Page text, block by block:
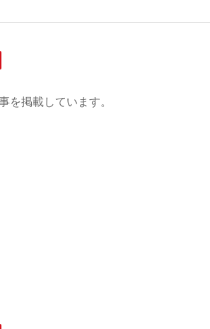
を掲載しています。